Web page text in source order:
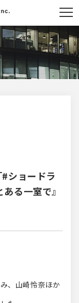
ショードラ
る一室で』
、山崎怜奈ほか